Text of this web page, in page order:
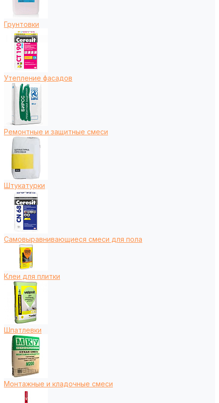
Грунтовки
Утепление фасадов
Ремонтные и защитные смеси
Штукатурки
Самовыравнивающиеся смеси для пола
Клеи для плитки
Шпатлевки
Монтажные и кладочные смеси